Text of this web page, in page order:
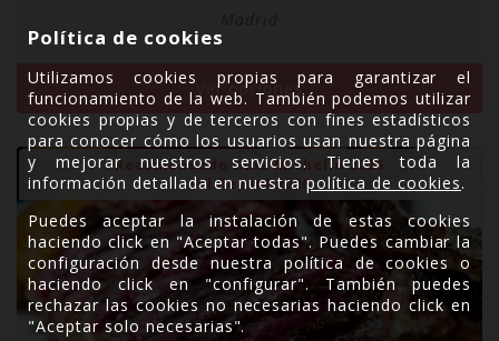
Ver opciones
Recomendado Guía Michelin 2026
Sol Repsol 2026
Política de cookies
Utilizamos cookies propias para garantizar el
funcionamiento de la web. También podemos utilizar
cookies propias y de terceros con fines estadísticos
para conocer cómo los usuarios usan nuestra página
y mejorar nuestros servicios. Tienes toda la
información detallada en nuestrapolítica de cookies.
Puedes aceptar la instalación de estas cookies
haciendo click en "Aceptar todas". Puedes cambiar la
configuración desde nuestra política de cookies o
haciendo click en "configurar". También puedes
rechazar las cookies no necesarias haciendo click en
"Aceptar solo necesarias".